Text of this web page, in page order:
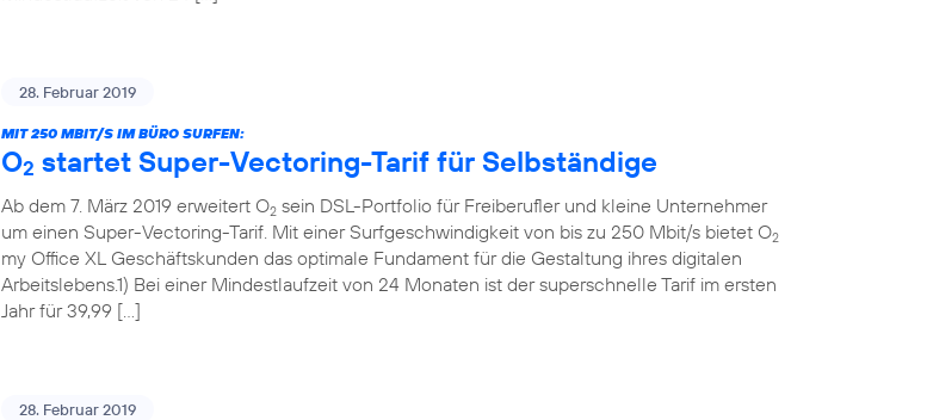
28. Februar 2019
MIT 250 MBIT/S IM BÜRO SURFEN:
O2 startet Super-Vectoring-Tarif für Selbständige
Ab dem 7. März 2019 erweitert O2 sein DSL-Portfolio für Freiberufler und kleine Unternehmer
um einen Super-Vectoring-Tarif. Mit einer Surfgeschwindigkeit von bis zu 250 Mbit/s bietet O2
my Office XL Geschäftskunden das optimale Fundament für die Gestaltung ihres digitalen
Arbeitslebens.1) Bei einer Mindestlaufzeit von 24 Monaten ist der superschnelle Tarif im ersten
Jahr für 39,99 […]
28. Februar 2019